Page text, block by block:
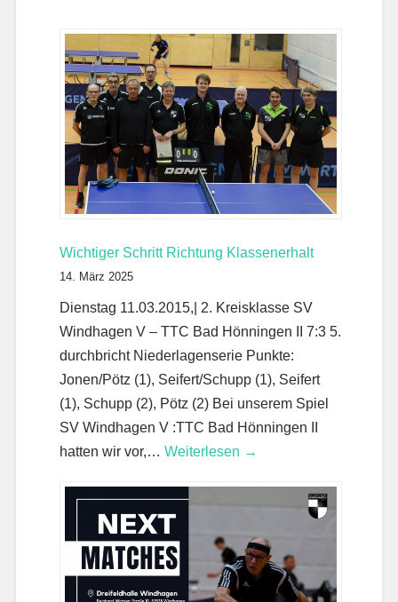
Wichtiger Schritt Richtung Klassenerhalt
14. März 2025
Dienstag 11.03.2015,| 2. Kreisklasse SV
Windhagen V – TTC Bad Hönningen II 7:3 5.
durchbricht Niederlagenserie Punkte:
Jonen/Pötz (1), Seifert/Schupp (1), Seifert
(1), Schupp (2), Pötz (2) Bei unserem Spiel
SV Windhagen V :TTC Bad Hönningen II
hatten wir vor,… Weiterlesen →